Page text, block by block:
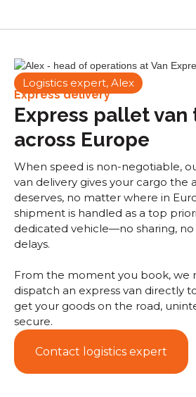
Logistics expert, Alex
Express delivery
Express pallet
across Europe
When speed is non-negotiable,
van delivery gives your cargo the
deserves, no matter where in
shipment is handled as a top
dedicated vehicle—no sharing, no
delays.
From the moment you book, we
dispatch an express van directly
get your goods on the road,
secure.
Contact logistics expert